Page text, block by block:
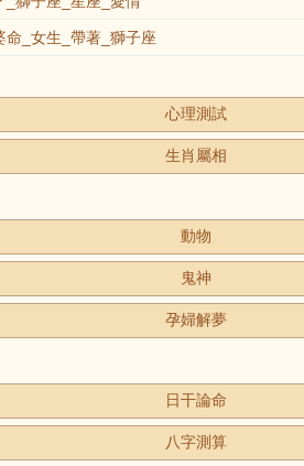
命_女生_帶著_獅子座
心理測試
生肖屬相
動物
鬼神
孕婦解夢
日干論命
八字測算